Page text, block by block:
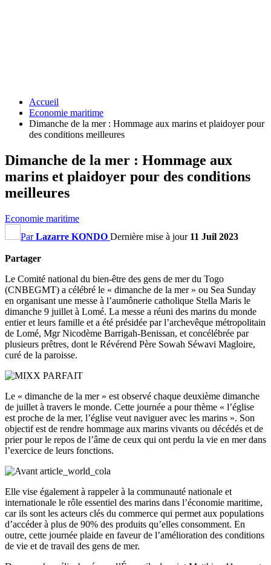
Accueil
Economie maritime
Dimanche de la mer : Hommage aux marins et plaidoyer pour
des conditions meilleures
Dimanche de la mer : Hommage aux
marins et plaidoyer pour des conditions
meilleures
Economie maritime
ParLazarre KONDO Dernière mise à jour 11 Juil 2023
Partager
Le Comité national du bien-être des gens de mer du Togo
(CNBEGMT) a célébré le « dimanche de la mer » ou Sea Sunday
en organisant une messe à l’aumônerie catholique Stella Maris le
dimanche 9 juillet à Lomé. La messe a réuni des marins du monde
entier et leurs famille et a été présidée par l’archevêque métropolitain
de Lomé, Mgr Nicodème Barrigah-Benissan, et concélébrée par
plusieurs prêtres, dont le Révérend Père Sowah Séwavi Magloire,
curé de la paroisse.
Le « dimanche de la mer » est observé chaque deuxième dimanche
de juillet à travers le monde. Cette journée a pour thème « l’église
est proche de la mer, l’église veut naviguer avec les marins ». Son
objectif est de rendre hommage aux marins vivants ou décédés et de
prier pour le repos de l’âme de ceux qui ont perdu la vie en mer dans
l’exercice de leurs fonctions.
Elle vise également à rappeler à la communauté nationale et
internationale le rôle essentiel des marins dans l’économie maritime,
car ils sont les acteurs clés du commerce qui permet aux populations
d’accéder à plus de 90% des produits qu’elles consomment. En
outre, cette journée plaide en faveur de l’amélioration des conditions
de vie et de travail des gens de mer.